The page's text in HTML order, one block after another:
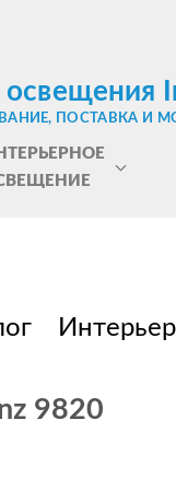
освещения
ПОСТАВКА И
9820